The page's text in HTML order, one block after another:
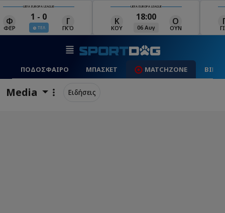
UEFA EUROPA LEAGUE
Κ 18:00
06 Αυγ ΟΥΝ
UEFA EUROPA LEAGUE
ΓΙΑ
19:00
06 Αυγ
Ρ
ΡΈΙ ΜΑΚ
ΠΟΔΟΣΦΑΙΡΟ ΜΠΑΣΚΕΤ MATCHZONE
Media Ειδήσεις